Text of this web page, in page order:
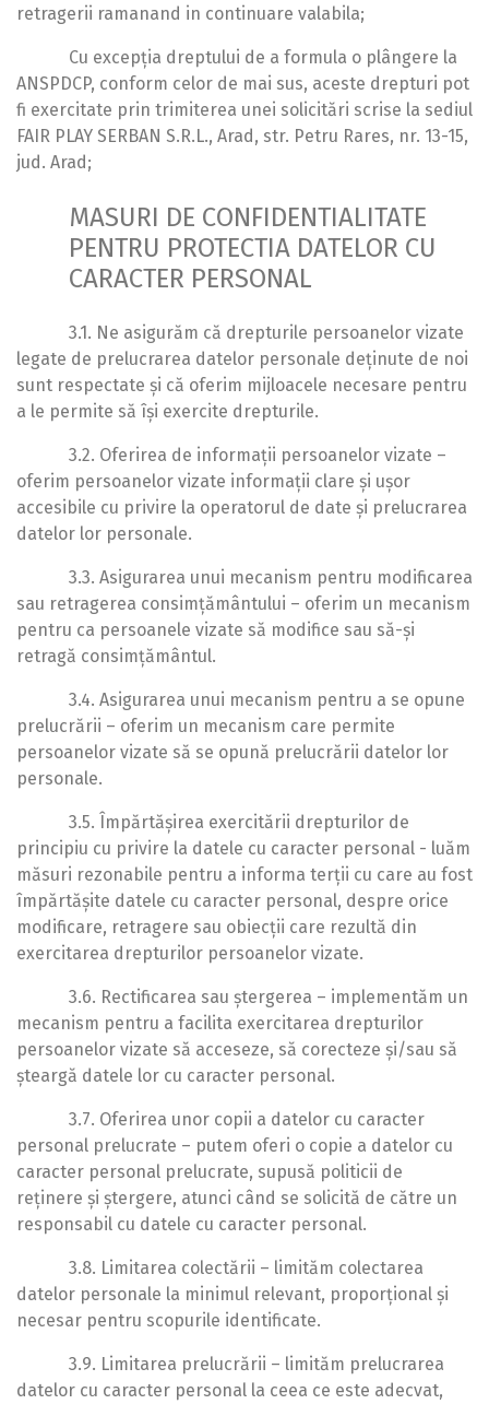
retragerii ramanand in continuare valabila;
Cu excepția dreptului de a formula o plângere la
ANSPDCP, conform celor de mai sus, aceste drepturi pot
fi exercitate prin trimiterea unei solicitări scrise la sediul
FAIR PLAY SERBAN S.R.L., Arad, str. Petru Rares, nr. 13-15,
jud. Arad;
MASURI DE CONFIDENTIALITATE
PENTRU PROTECTIA DATELOR CU
CARACTER PERSONAL
3.1. Ne asigurăm că drepturile persoanelor vizate
legate de prelucrarea datelor personale deținute de noi
sunt respectate și că oferim mijloacele necesare pentru
a le permite să își exercite drepturile.
3.2. Oferirea de informații persoanelor vizate –
oferim persoanelor vizate informații clare și ușor
accesibile cu privire la operatorul de date și prelucrarea
datelor lor personale.
3.3. Asigurarea unui mecanism pentru modificarea
sau retragerea consimțământului – oferim un mecanism
pentru ca persoanele vizate să modifice sau să-și
retragă consimțământul.
3.4. Asigurarea unui mecanism pentru a se opune
prelucrării – oferim un mecanism care permite
persoanelor vizate să se opună prelucrării datelor lor
personale.
3.5. Împărtășirea exercitării drepturilor de
principiu cu privire la datele cu caracter personal - luăm
măsuri rezonabile pentru a informa terții cu care au fost
împărtășite datele cu caracter personal, despre orice
modificare, retragere sau obiecții care rezultă din
exercitarea drepturilor persoanelor vizate.
3.6. Rectificarea sau ștergerea – implementăm un
mecanism pentru a facilita exercitarea drepturilor
persoanelor vizate să acceseze, să corecteze și/sau să
șteargă datele lor cu caracter personal.
3.7. Oferirea unor copii a datelor cu caracter
personal prelucrate – putem oferi o copie a datelor cu
caracter personal prelucrate, supusă politicii de
reținere și ștergere, atunci când se solicită de către un
responsabil cu datele cu caracter personal.
3.8. Limitarea colectării – limităm colectarea
datelor personale la minimul relevant, proporțional și
necesar pentru scopurile identificate.
3.9. Limitarea prelucrării – limităm prelucrarea
datelor cu caracter personal la ceea ce este adecvat,